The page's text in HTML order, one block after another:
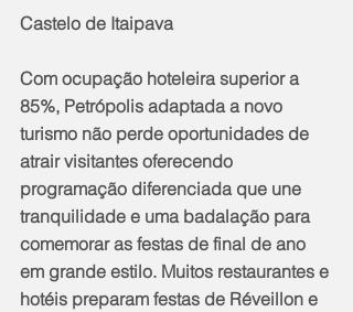
Castelo de Itaipava
Com ocupação hoteleira superior a
85%, Petrópolis adaptada a novo
turismo não perde oportunidades de
atrair visitantes oferecendo
programação diferenciada que une
tranquilidade e uma badalação para
comemorar as festas de final de ano
em grande estilo. Muitos restaurantes e
hotéis preparam festas de Réveillon e